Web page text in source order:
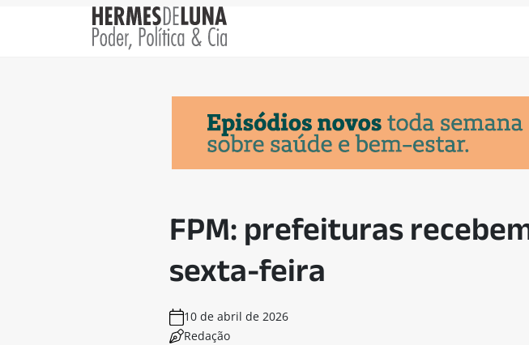
FPM: prefeituras
sexta-feira
10 de abril de 2026
Redação